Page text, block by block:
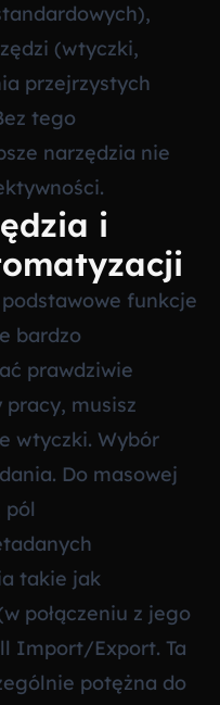
(wtyczki,
przejrzystych
tego
narzędzia nie
i
funkcje
bardzo
prawdziwie
pracy, musisz
wtyczki. Wybór
Do masowej
pól
takie jak
połączeniu z jego
Import/Export. Ta
potężna do